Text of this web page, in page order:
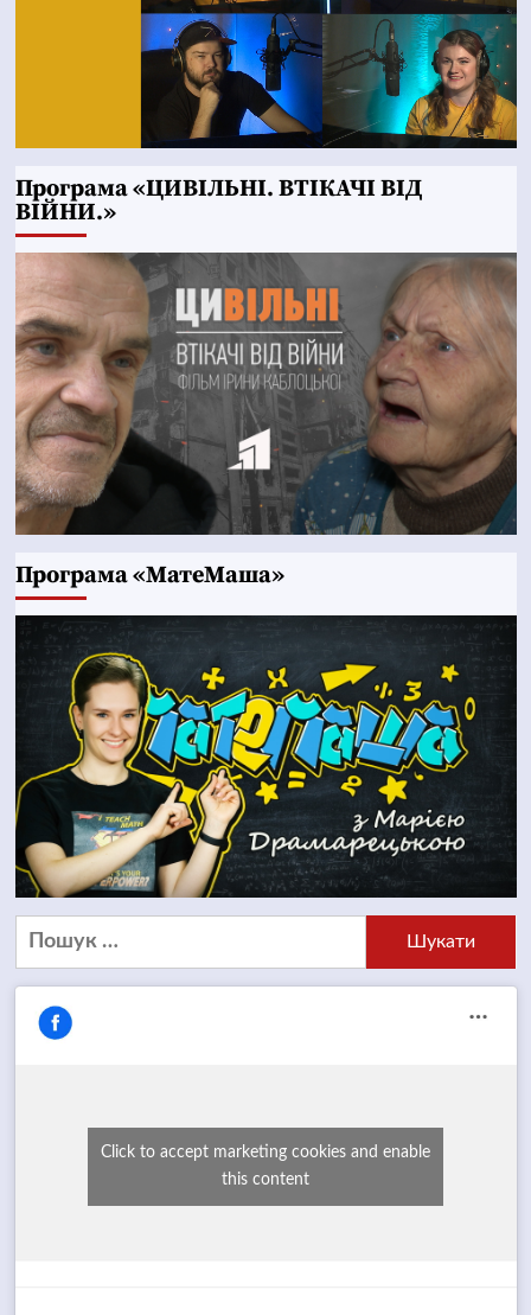
Програма «ЦИВІЛЬНІ. ВТІКАЧІ ВІД
ВІЙНИ.»
Програма «МатеМаша»
Пошук:
Click to accept marketing cookies and enable
this content